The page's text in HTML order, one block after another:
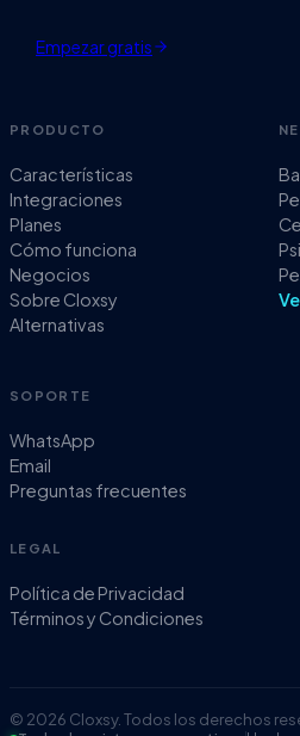
Empezar gratis
PRODUCTO
Características
Integraciones
Planes
Cómo funciona
Negocios
Sobre Cloxsy
Alternativas
SOPORTE
WhatsApp
Email
Preguntas frecuentes
LEGAL
Política de Privacidad
Términos y Condiciones
© 2026 Cloxsy. Todos los derechos